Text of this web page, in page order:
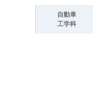
自動車
工学科